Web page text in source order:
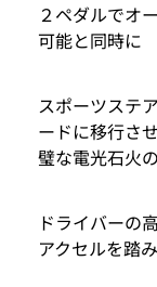
２ペダルでオ
可能と同時に
スポーツステ
ードに移行さ
璧な電光石火
ドライバーの
アクセルを踏